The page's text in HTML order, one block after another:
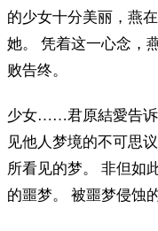
的少女十分美丽，燕
她。 凭着这一心念，
败告终。
少女……君原結愛告诉
见他人梦境的不可思
所看见的梦。 非但如
的噩梦。 被噩梦侵蚀